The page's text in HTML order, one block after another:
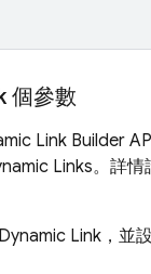
個參數
Link Builder
Links。詳情
Dynamic Link ，並